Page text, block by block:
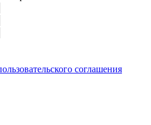
соглашения